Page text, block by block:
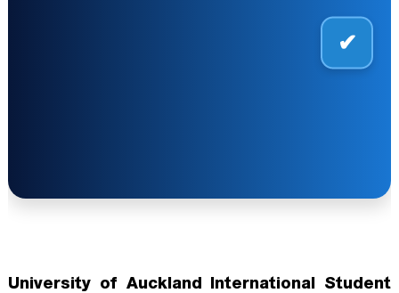
University of Auckland International Student